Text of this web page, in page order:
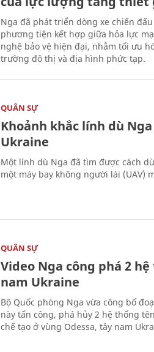
Nga đã phát triển dòng xe chiến
phương tiện kết hợp giữa hỏa lực
nghệ bảo vệ hiện đại, nhằm tối ưu
trường đô thị và địa hình phức tạp.
QUÂN SỰ
Khoảnh khắc lính dù
Ukraine
Một lính dù Nga đã tìm được cách
một máy bay không người lái (UAV)
QUÂN SỰ
Video Nga công phá 2
nam Ukraine
Bộ Quốc phòng Nga vừa công bố
này tấn công, phá hủy 2 hệ thống
chế tạo ở vùng Odessa, tây nam